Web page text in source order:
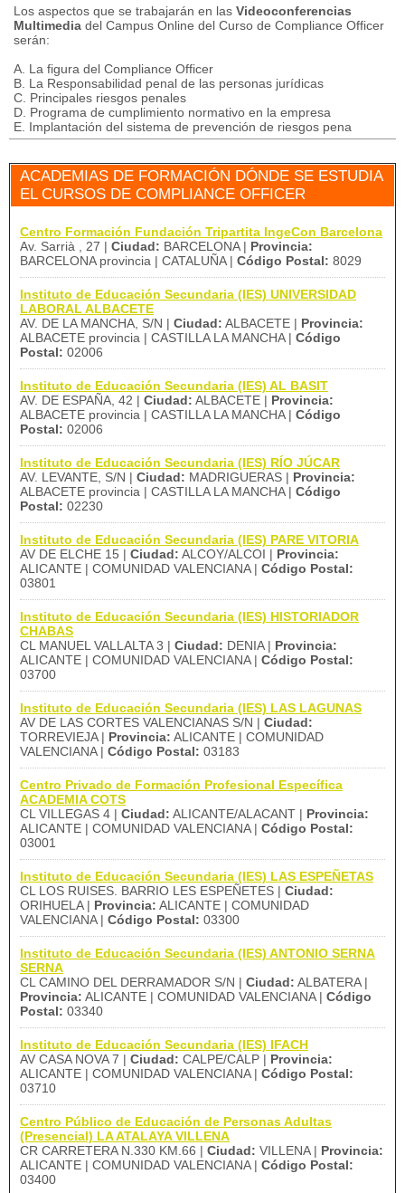
Los aspectos que se trabajarán en las Videoconferencias
Multimedia del Campus Online del Curso de Compliance Officer
serán:
A. La figura del Compliance Officer
B. La Responsabilidad penal de las personas jurídicas
C. Principales riesgos penales
D. Programa de cumplimiento normativo en la empresa
E. Implantación del sistema de prevención de riesgos pena
ACADEMIAS DE FORMACIÓN DÓNDE SE ESTUDIA
EL CURSOS DE COMPLIANCE OFFICER
Centro Formación Fundación Tripartita IngeCon Barcelona
Av. Sarrià , 27 | Ciudad: BARCELONA | Provincia:
BARCELONA provincia | CATALUÑA | Código Postal: 8029
Instituto de Educación Secundaria (IES) UNIVERSIDAD
LABORAL ALBACETE
AV. DE LA MANCHA, S/N | Ciudad: ALBACETE | Provincia:
ALBACETE provincia | CASTILLA LA MANCHA | Código
Postal: 02006
Instituto de Educación Secundaria (IES) AL BASIT
AV. DE ESPAÑA, 42 | Ciudad: ALBACETE | Provincia:
ALBACETE provincia | CASTILLA LA MANCHA | Código
Postal: 02006
Instituto de Educación Secundaria (IES) RÍO JÚCAR
AV. LEVANTE, S/N | Ciudad: MADRIGUERAS | Provincia:
ALBACETE provincia | CASTILLA LA MANCHA | Código
Postal: 02230
Instituto de Educación Secundaria (IES) PARE VITORIA
AV DE ELCHE 15 | Ciudad: ALCOY/ALCOI | Provincia:
ALICANTE | COMUNIDAD VALENCIANA | Código Postal:
03801
Instituto de Educación Secundaria (IES) HISTORIADOR
CHABAS
CL MANUEL VALLALTA 3 | Ciudad: DENIA | Provincia:
ALICANTE | COMUNIDAD VALENCIANA | Código Postal:
03700
Instituto de Educación Secundaria (IES) LAS LAGUNAS
AV DE LAS CORTES VALENCIANAS S/N | Ciudad:
TORREVIEJA | Provincia: ALICANTE | COMUNIDAD
VALENCIANA | Código Postal: 03183
Centro Privado de Formación Profesional Específica
ACADEMIA COTS
CL VILLEGAS 4 | Ciudad: ALICANTE/ALACANT | Provincia:
ALICANTE | COMUNIDAD VALENCIANA | Código Postal:
03001
Instituto de Educación Secundaria (IES) LAS ESPEÑETAS
CL LOS RUISES. BARRIO LES ESPEÑETES | Ciudad:
ORIHUELA | Provincia: ALICANTE | COMUNIDAD
VALENCIANA | Código Postal: 03300
Instituto de Educación Secundaria (IES) ANTONIO SERNA
SERNA
CL CAMINO DEL DERRAMADOR S/N | Ciudad: ALBATERA |
Provincia: ALICANTE | COMUNIDAD VALENCIANA | Código
Postal: 03340
Instituto de Educación Secundaria (IES) IFACH
AV CASA NOVA 7 | Ciudad: CALPE/CALP | Provincia:
ALICANTE | COMUNIDAD VALENCIANA | Código Postal:
03710
Centro Público de Educación de Personas Adultas
(Presencial) LA ATALAYA VILLENA
CR CARRETERA N.330 KM.66 | Ciudad: VILLENA | Provincia:
ALICANTE | COMUNIDAD VALENCIANA | Código Postal:
03400